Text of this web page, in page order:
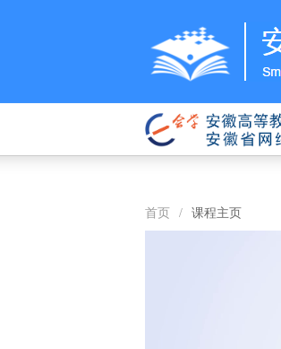
首页 / 课程主页